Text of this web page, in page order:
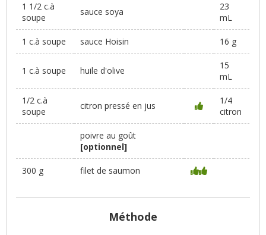
1 1/2 c.à
soupe
sauce soya
23
mL
1 c.à soupe sauce Hoisin 16 g
1 c.à soupe huile d'olive
15
mL
1/2 c.à
soupe
citron pressé en jus
1/4
citron
poivre au goût
[optionnel]
300 g filet de saumon
Méthode